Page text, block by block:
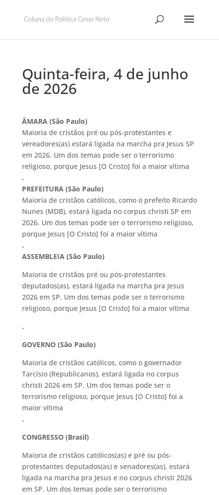
Quinta-feira, 4 de junho
de 2026
ÂMARA (São Paulo)
Maioria de cristãos pré ou pós-protestantes e
vereadores(as) estará ligada na marcha pra Jesus SP
em 2026. Um dos temas pode ser o terrorismo
religioso, porque Jesus [O Cristo] foi a maior vítima
.
PREFEITURA (São Paulo)
Maioria de cristãos católicos, como o prefeito Ricardo
Nunes (MDB), estará ligada no corpus christi SP em
2026. Um dos temas pode ser o terrorismo religioso,
porque Jesus [O Cristo] foi a maior vítima
.
ASSEMBLEIA (São Paulo)
Maioria de cristãos pré ou pós-protestantes
deputados(as), estará ligada na marcha pra Jesus
2026 em SP. Um dos temas pode ser o terrorismo
religioso, porque Jesus [O Cristo] foi a maior vítima
.
GOVERNO (São Paulo)
Maioria de cristãos católicos, como o governador
Tarcísio (Republicanos), estará ligada no corpus
christi 2026 em SP. Um dos temas pode ser o
terrorismo religioso, porque Jesus [O Cristo] foi a
maior vítima
.
CONGRESSO (Brasil)
Maioria de cristãos católicos(as) e pré ou pós-
protestantes deputados(as) e senadores(as), estará
ligada na marcha pra Jesus e no corpus christi 2026
em SP. Um dos temas pode ser o terrorismo